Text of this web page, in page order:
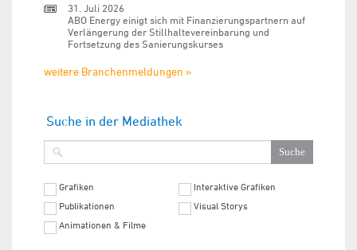
31. Juli 2026
ABO Energy einigt sich mit Finanzierungspartnern auf
Verlängerung der Stillhaltevereinbarung und
Fortsetzung des Sanierungskurses
weitere Branchenmeldungen »
Suche in der Mediathek
Grafiken
Interaktive Grafiken
Publikationen
Visual Storys
Animationen & Filme